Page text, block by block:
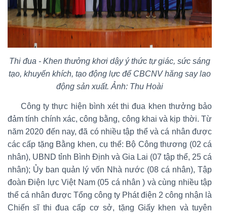
Thi đua - Khen thưởng khơi dậy ý thức tự giác, sức sáng
tạo, khuyến khích, tạo động lực để CBCNV hăng say lao
động sản xuất. Ảnh: Thu Hoài
Công ty thực hiện bình xét thi đua khen thưởng bảo
đảm tính chính xác, công bằng, công khai và kịp thời. Từ
năm 2020 đến nay, đã có nhiều tập thể và cá nhân được
các cấp tặng Bằng khen, cụ thể: Bộ Công thương (02 cá
nhân), UBND tỉnh Bình Định và Gia Lai (07 tập thể, 25 cá
nhân); Ủy ban quản lý vốn Nhà nước (08 cá nhân), Tập
đoàn Điện lực Việt Nam (05 cá nhân ) và cùng nhiều tập
thể cá nhân được Tổng công ty Phát điện 2 công nhận là
Chiến sĩ thi đua cấp cơ sở, tặng Giấy khen và tuyên